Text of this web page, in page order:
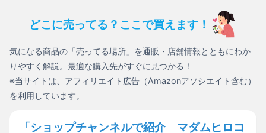
どこに売ってる？ここで買えます！
気になる商品の「売ってる場所」を通販・店舗情報とともにわか
りやすく解説。最適な購入先がすぐに見つかる！
※当サイトは、アフィリエイト広告（Amazonアソシエイト含む）
を利用しています。
「ショップチャンネルで紹介 マダムヒロコ